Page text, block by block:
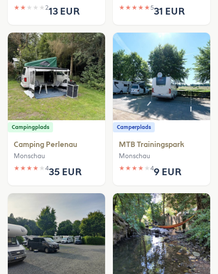
★ ★ ★ ★ ★ 213 EUR ★ ★ ★ ★ ★531 EUR
Campingplads
Camping Perlenau
Monschau
★ ★ ★ ★ ★ 435 EUR
Camperplads
MTB Trainingspark
Monschau
★ ★ ★ ★ ★ 49 EUR